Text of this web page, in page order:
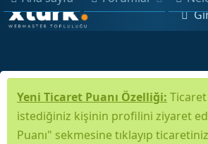
Yeni Ticaret Puanı Özelliği:
istediğiniz kişinin profilini ziyaret
Puanı" sekmesine tıklayıp